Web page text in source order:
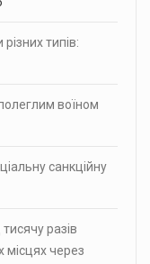
типів:
воїном
санкційну
разів
місцях через